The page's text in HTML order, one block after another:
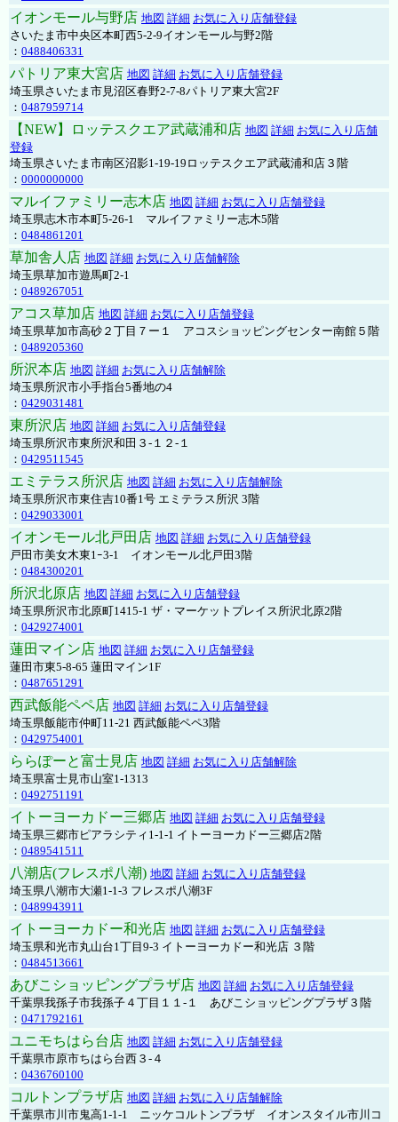
イオンモール与野店 地図 詳細 お気に入り店舗登録
さいたま市中央区本町西5-2-9イオンモール与野2階
： 0488406331
パトリア東大宮店 地図 詳細 お気に入り店舗登録
埼玉県さいたま市見沼区春野2-7-8パトリア東大宮2F
： 0487959714
【NEW】ロッテスクエア武蔵浦和店 地図 詳細 お気に入り店舗
登録
埼玉県さいたま市南区沼影1-19-19ロッテスクエア武蔵浦和店３階
： 0000000000
マルイファミリー志木店 地図 詳細 お気に入り店舗登録
埼玉県志木市本町5-26-1 マルイファミリー志木5階
： 0484861201
草加舎人店 地図 詳細 お気に入り店舗解除
埼玉県草加市遊馬町2-1
： 0489267051
アコス草加店 地図 詳細 お気に入り店舗登録
埼玉県草加市高砂２丁目７ー１ アコスショッピングセンター南館５階
： 0489205360
所沢本店 地図 詳細 お気に入り店舗解除
埼玉県所沢市小手指台5番地の4
： 0429031481
東所沢店 地図 詳細 お気に入り店舗登録
埼玉県所沢市東所沢和田３-１２-１
： 0429511545
エミテラス所沢店 地図 詳細 お気に入り店舗解除
埼玉県所沢市東住吉10番1号 エミテラス所沢 3階
： 0429033001
イオンモール北戸田店 地図 詳細 お気に入り店舗登録
戸田市美女木東1ｰ3‐1 イオンモール北戸田3階
： 0484300201
所沢北原店 地図 詳細 お気に入り店舗登録
埼玉県所沢市北原町1415-1 ザ・マーケットプレイス所沢北原2階
： 0429274001
蓮田マイン店 地図 詳細 お気に入り店舗登録
蓮田市東5-8-65 蓮田マイン1F
： 0487651291
西武飯能ペペ店 地図 詳細 お気に入り店舗登録
埼玉県飯能市仲町11-21 西武飯能ペペ3階
： 0429754001
ららぽーと富士見店 地図 詳細 お気に入り店舗解除
埼玉県富士見市山室1-1313
： 0492751191
イトーヨーカドー三郷店 地図 詳細 お気に入り店舗登録
埼玉県三郷市ピアラシティ1-1-1 イトーヨーカドー三郷店2階
： 0489541511
八潮店(フレスポ八潮) 地図 詳細 お気に入り店舗登録
埼玉県八潮市大瀬1-1-3 フレスポ八潮3F
： 0489943911
イトーヨーカドー和光店 地図 詳細 お気に入り店舗登録
埼玉県和光市丸山台1丁目9-3 イトーヨーカドー和光店 ３階
： 0484513661
あびこショッピングプラザ店 地図 詳細 お気に入り店舗登録
千葉県我孫子市我孫子４丁目１１-１ あびこショッピングプラザ３階
： 0471792161
ユニモちはら台店 地図 詳細 お気に入り店舗登録
千葉県市原市ちはら台西３-４
： 0436760100
コルトンプラザ店 地図 詳細 お気に入り店舗解除
千葉県市川市鬼高1-1-1 ニッケコルトンプラザ イオンスタイル市川コ